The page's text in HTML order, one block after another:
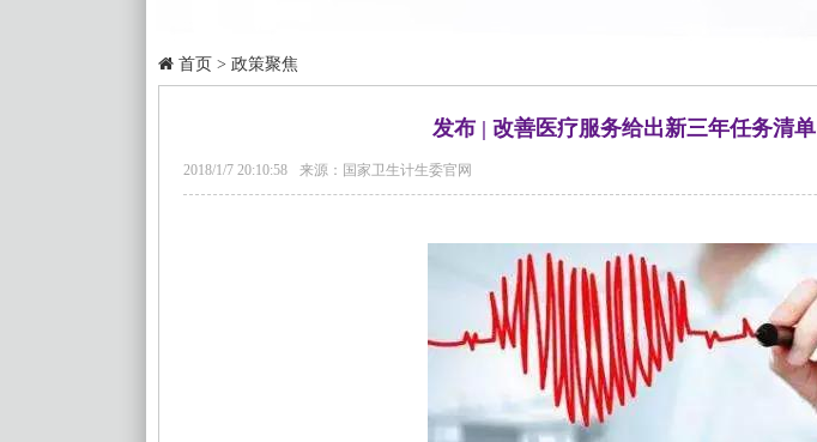
首页 > 政策聚焦
发布 | 改善医疗服务给出新三年任务清单
2018/1/7 20:10:58 来源：国家卫生计生委官网